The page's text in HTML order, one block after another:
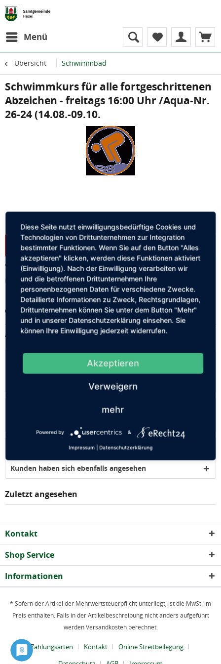
Menü
Übersicht Schwimmbad
Schwimmkurs für alle fortgeschrittenen
Abzeichen - freitags 16:00 Uhr /Aqua-Nr.
26-24 (14.08.-09.10.
Dieser Artikel steht derzeit nicht zur Verfügung!
74,34 € *
Unterliegt keiner MwSt.-Pflicht | Versandkostenfrei
Merken
Artikel-Nr.: SW11804
Beschreibung: Dieser Kurs richtet sich an
Teilnehmer*innen mit sehr guten Kenntnissen...
Kunden haben sich ebenfalls angesehen
Zuletzt angesehen
Kontakt
Shop Service
Informationen
* Sofern der Artikel der Mehrwertsteuerpflicht unterliegt, ist die MwSt. im
Preis enthalten. Falls in der Artikelbeschreibung nicht anders aufgeführt
werden Versandkosten berechnet.
Zahlungsarten Kontakt
Online Streitbeilegung
Diese Seite nutzt einwilligungsbedürftige Cookies und
Technologien von Drittunternehmen zur Integration
bestimmter Funktionen. Wenn Sie auf den Button "Alles
akzeptieren" klicken, werden diese Funktionen aktiviert
(Einwilligung). Nach der Einwilligung verarbeiten wir
und die betroffenen Drittunternehmen Ihre
personenbezogenen Daten für verschiedene Zwecke.
Detaillierte Informationen zu Zweck, Rechtsgrundlagen,
Drittunternehmen können Sie unter dem Button "Mehr"
und in unserer Datenschutzerklärung einsehen. Sie
können Ihre Einwilligung jederzeit widerrufen.
Akzeptieren
Verweigern
mehr
Powered by &
Impressum Datenschutzerklärung